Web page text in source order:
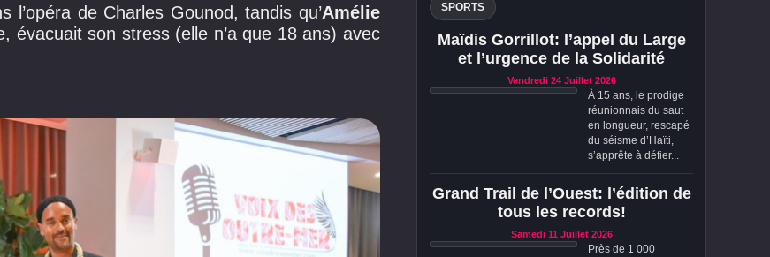
l’opéra de Charles Gounod, tandis qu’Amélie
évacuait son stress (elle n’a que 18 ans) avec
SPORTS
Maïdis Gorrillot: l’appel du Large
et l’urgence de la Solidarité
Vendredi 24 Juillet 2026
À 15 ans, le prodige
réunionnais du saut
en longueur, rescapé
du séisme d’Haïti,
s’apprête à défier...
Grand Trail de l’Ouest: l’édition de
tous les records!
Samedi 11 Juillet 2026
Près de 1 000